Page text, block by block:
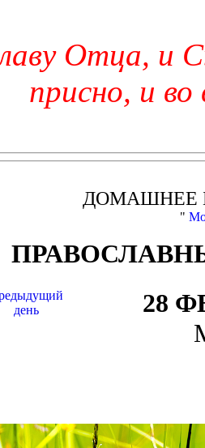
Отца, и
присно, и во
ДОМАШНЕЕ
"
день
28